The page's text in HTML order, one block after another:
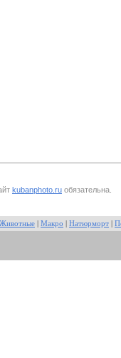
kubanphoto.ru обязательна.
Животные Макро Натюрморт